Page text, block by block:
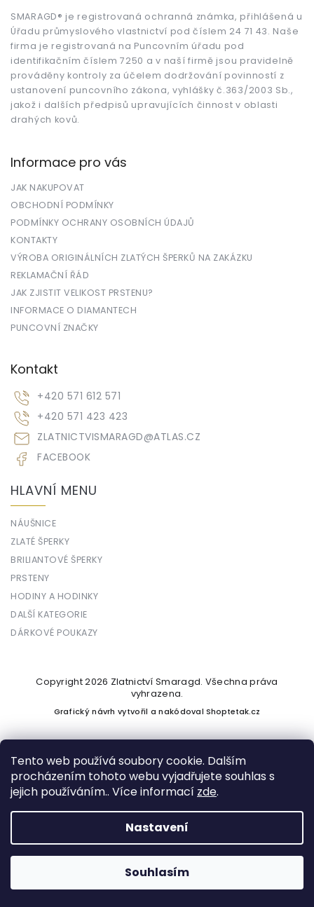
Tento web používá soubory cookie. Dalším
procházením tohoto webu vyjadřujete souhlas s
jejich používáním.. Více informací zde.
Nastavení
Souhlasím
SMARAGD® je registrovaná ochranná známka, přihlášená u
Úřadu průmyslového vlastnictví pod číslem 24 71 43. Naše
firma je registrovaná na Puncovním úřadu pod
identifikačním číslem 7250 a v naší firmě jsou pravidelně
prováděny kontroly za účelem dodržování povinností z
ustanovení puncovního zákona, vyhlášky č.363/2003 Sb.,
jakož i dalších předpisů upravujících činnost v oblasti
drahých kovů.
Informace pro vás
JAK NAKUPOVAT
OBCHODNÍ PODMÍNKY
PODMÍNKY OCHRANY OSOBNÍCH ÚDAJŮ
KONTAKTY
VÝROBA ORIGINÁLNÍCH ZLATÝCH ŠPERKŮ NA ZAKÁZKU
REKLAMAČNÍ ŘÁD
JAK ZJISTIT VELIKOST PRSTENU?
INFORMACE O DIAMANTECH
PUNCOVNÍ ZNAČKY
Kontakt
ZLATNICTVISMARAGD@ATLAS.CZ
+420 571 612 571
+420 571 423 423
FACEBOOK
HLAVNÍ MENU
NÁUŠNICE
ZLATÉ ŠPERKY
BRILIANTOVÉ ŠPERKY
PRSTENY
HODINY A HODINKY
DALŠÍ KATEGORIE
DÁRKOVÉ POUKAZY
Vytvořil Shoptet
Copyright 2026 Zlatnictví Smaragd. Všechna práva
vyhrazena.
Grafický návrh vytvořil a nakódovalShoptetak.cz
Podle zákona o evidenci tržeb je prodávající povinen vystavit
kupujícímu účtenku. Zároveň je povinen zaevidovat přijatou
tržbu u správce daně online; v případě technického výpadku
pak nejpozději do 48 hodin.